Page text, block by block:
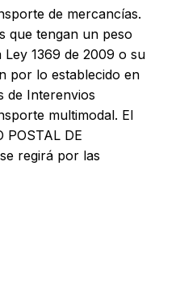
de mercancías.
que tengan un peso
1369 de 2009 o su
por lo establecido en
de Interenvios
multimodal. El
POSTAL DE
regirá por las